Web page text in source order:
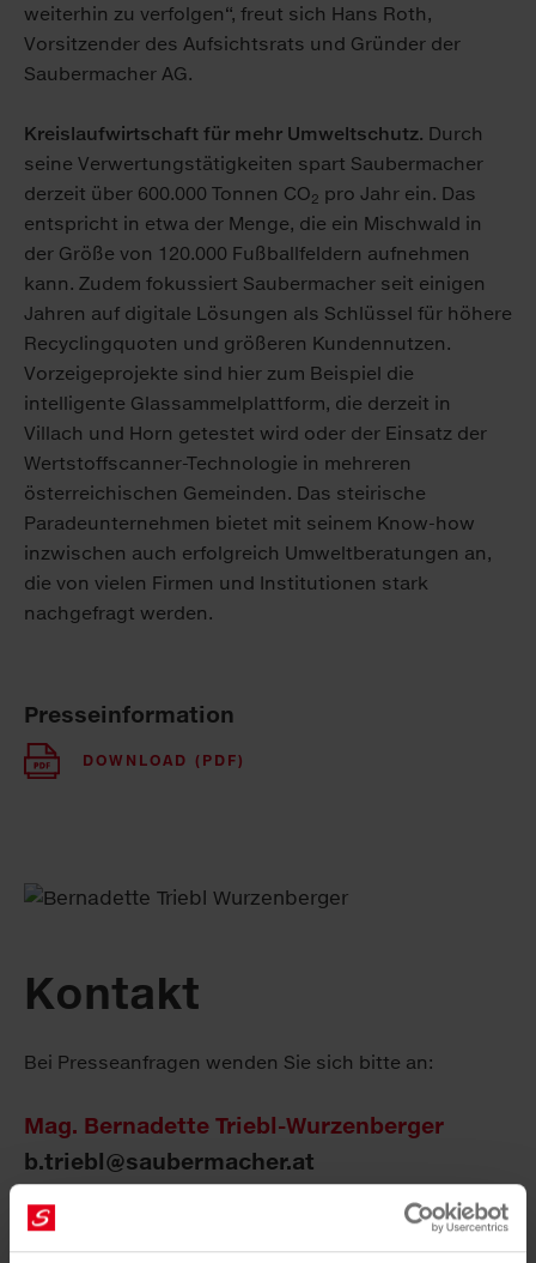
weiterhin zu verfolgen“, freut sich Hans Roth,
Vorsitzender des Aufsichtsrats und Gründer der
Saubermacher AG.
Kreislaufwirtschaft für mehr Umweltschutz. Durch
seine Verwertungstätigkeiten spart Saubermacher
derzeit über 600.000 Tonnen CO2 pro Jahr ein. Das
entspricht in etwa der Menge, die ein Mischwald in
der Größe von 120.000 Fußballfeldern aufnehmen
kann. Zudem fokussiert Saubermacher seit einigen
Jahren auf digitale Lösungen als Schlüssel für höhere
Recyclingquoten und größeren Kundennutzen.
Vorzeigeprojekte sind hier zum Beispiel die
intelligente Glassammelplattform, die derzeit in
Villach und Horn getestet wird oder der Einsatz der
Wertstoffscanner-Technologie in mehreren
österreichischen Gemeinden. Das steirische
Paradeunternehmen bietet mit seinem Know-how
inzwischen auch erfolgreich Umweltberatungen an,
die von vielen Firmen und Institutionen stark
nachgefragt werden.
Presseinformation
DOWNLOAD (PDF)
Kontakt
Bei Presseanfragen wenden Sie sich bitte an:
Mag. Bernadette Triebl-Wurzenberger
b.triebl@saubermacher.at